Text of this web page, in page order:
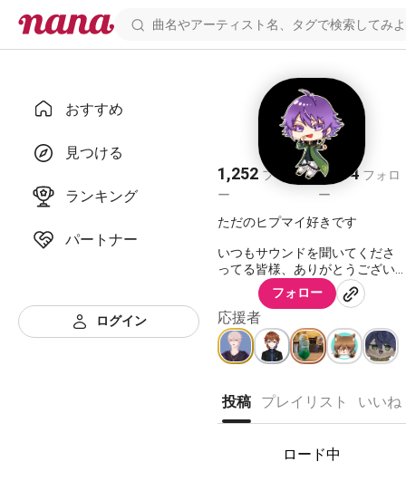
おすすめ
見つける
ランキング
パートナー
ログイン
五月雨
1,252 フォロワ
ー
1,614 フォロ
ー
ただのヒプマイ好きです
いつもサウンドを聞いてくださ
ってる皆様、ありがとうござい
フォロー
応援者
投稿 プレイリスト いいね
ロード中